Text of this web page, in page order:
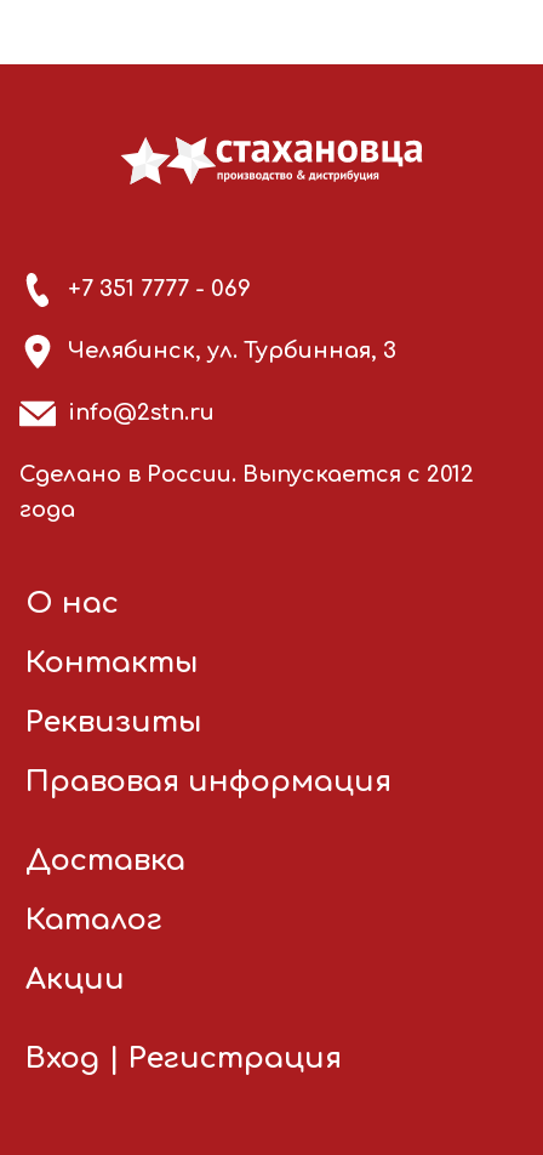
+7 351 7777 - 069
Челябинск, ул. Турбинная, 3
info@2stn.ru
Сделано в России. Выпускается с 2012
года
О нас
Контакты
Реквизиты
Правовая информация
Доставка
Каталог
Акции
Вход Регистрация